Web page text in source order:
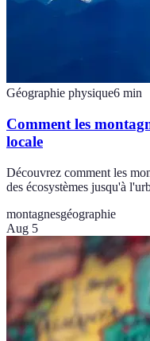
Géographie physique6 min
Comment les
locale
Découvrez comment les
des écosystèmes jusqu'à
montagnesgéographie
Aug 5